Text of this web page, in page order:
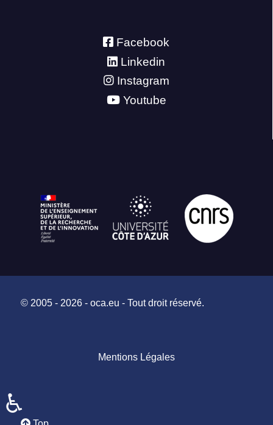
Facebook
Linkedin
Instagram
Youtube
© 2005 - 2026 - oca.eu - Tout droit réservé.
Mentions Légales